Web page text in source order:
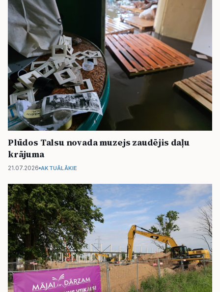
Plūdos Talsu novada muzejs zaudējis daļu
krājuma
21.07.2026 AKTUĀLĀKIE